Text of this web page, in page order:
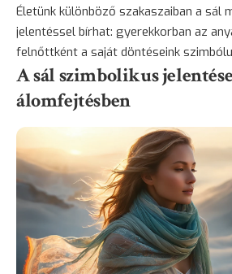
Életünk különböző szakaszaiban a sál
jelentéssel bírhat: gyerekkorban az
felnőttként a saját döntéseink
A sál szimbolikus
álomfejtésben